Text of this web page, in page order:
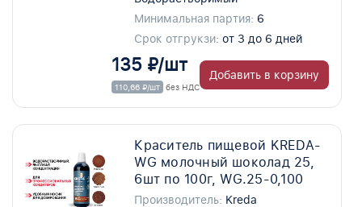
Минимальная партия: 6
Срок отгрукзи: от 3 до 6 дней
135 ₽/шт
110,66 ₽/шт без НДС
Добавить в корзину
Краситель пищевой KREDA-
WG молочный шоколад 25,
6шт по 100г, WG.25-0,100
Производитель: Kreda